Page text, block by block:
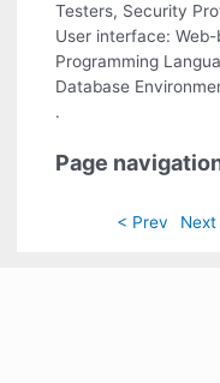
Testers, Security
User interface: Web-
Programming
Database
.
Page
< Prev Next